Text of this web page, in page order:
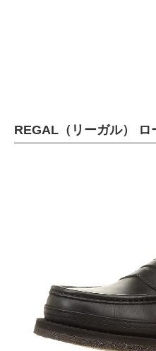
REGAL（リーガル）